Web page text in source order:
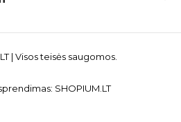
| Visos teisės saugomos.
SHOPIUM.LT